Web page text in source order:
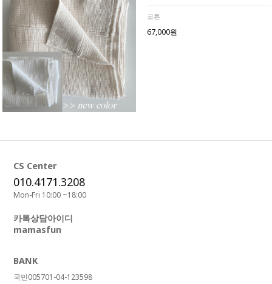
코튼
67,000원
CS Center
010.4171.3208
Mon-Fri 10:00 ~18:00
카톡상담아이디
mamasfun
BANK
국민005701-04-123598